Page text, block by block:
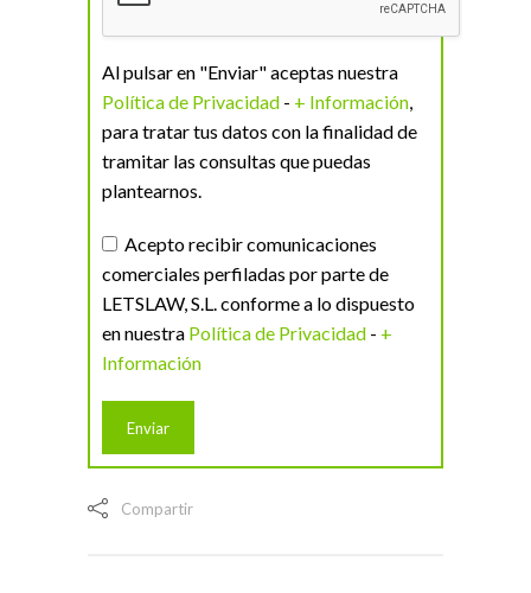
Al pulsar en "Enviar" aceptas nuestra
Política de Privacidad - + Información,
para tratar tus datos con la finalidad de
tramitar las consultas que puedas
plantearnos.
Acepto recibir comunicaciones
comerciales perfiladas por parte de
LETSLAW, S.L. conforme a lo dispuesto
en nuestra Política de Privacidad - +
Información
Compartir